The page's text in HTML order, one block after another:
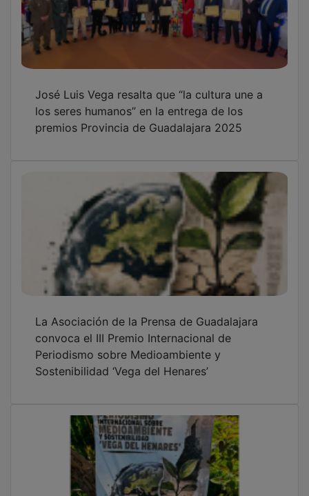
los seres humanos” en la entrega de los
premios Provincia de Guadalajara 2025
convoca el III Premio Internacional de
Periodismo sobre Medioambiente y
Sostenibilidad ‘Vega del Henares’